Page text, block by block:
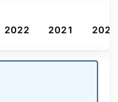
2022 2021 2020